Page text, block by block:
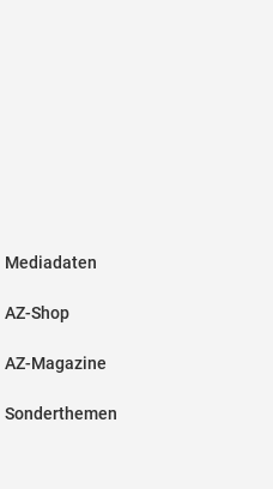
Mediadaten
AZ-Shop
AZ-Magazine
Sonderthemen